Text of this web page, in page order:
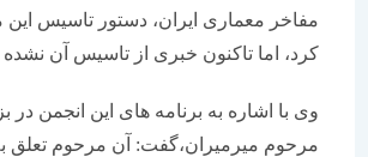
مفاخر معماری ایران، دستور تاسیس این موزه
کرد، اما تاکنون خبری از تاسیس آن نشده است.
وی با اشاره به برنامه های این انجمن در
مرحوم میرمیران،گفت: آن مرحوم تعلق به